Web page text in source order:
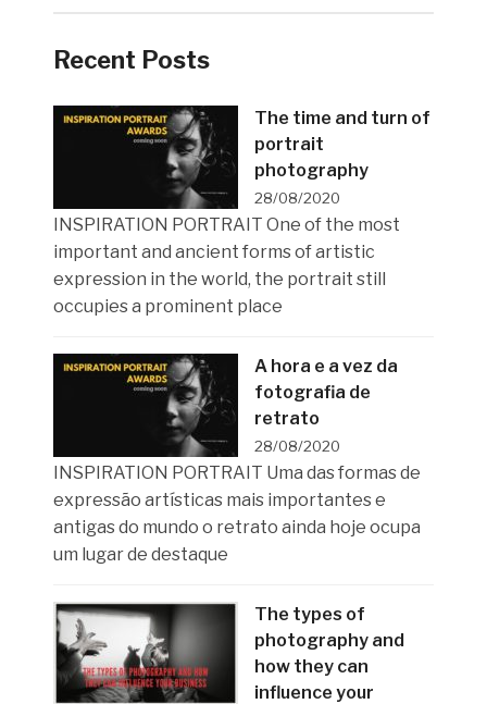
Recent Posts
The time and turn of
portrait
photography
28/08/2020
INSPIRATION PORTRAIT One of the most
important and ancient forms of artistic
expression in the world, the portrait still
occupies a prominent place
A hora e a vez da
fotografia de
retrato
28/08/2020
INSPIRATION PORTRAIT Uma das formas de
expressão artísticas mais importantes e
antigas do mundo o retrato ainda hoje ocupa
um lugar de destaque
The types of
photography and
how they can
influence your